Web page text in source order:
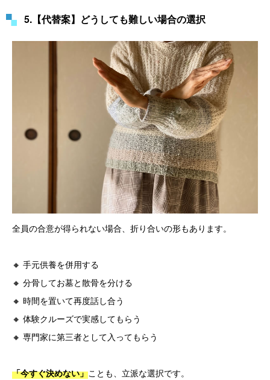
5.【代替案】どうしても難しい場合の選択
全員の合意が得られない場合、折り合いの形もあります。
🔸 手元供養を併用する
🔸 分骨してお墓と散骨を分ける
🔸 時間を置いて再度話し合う
🔸 体験クルーズで実感してもらう
🔸 専門家に第三者として入ってもらう
「今すぐ決めない」ことも、立派な選択です。